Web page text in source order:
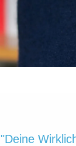
"Deine